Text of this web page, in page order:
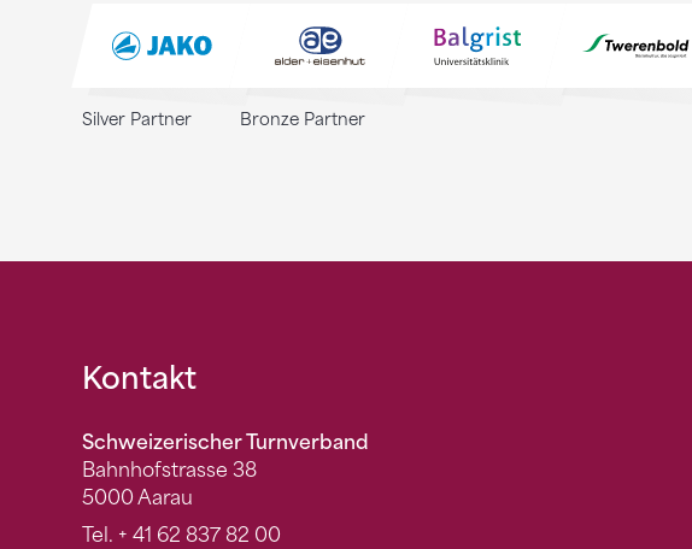
Silver Partner Bronze Partner
Fusszeile
Kontakt
Schweizerischer Turnverband
Bahnhofstrasse 38
5000 Aarau
Tel. + 41 62 837 82 00